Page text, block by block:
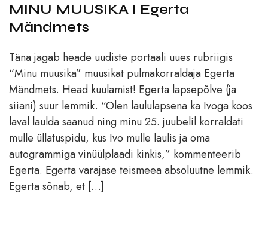
MINU MUUSIKA I Egerta
Mändmets
Täna jagab heade uudiste portaali uues rubriigis
“Minu muusika” muusikat pulmakorraldaja Egerta
Mändmets. Head kuulamist! Egerta lapsepõlve (ja
siiani) suur lemmik. “Olen laululapsena ka Ivoga koos
laval laulda saanud ning minu 25. juubelil korraldati
mulle üllatuspidu, kus Ivo mulle laulis ja oma
autogrammiga vinüülplaadi kinkis,” kommenteerib
Egerta. Egerta varajase teismeea absoluutne lemmik.
Egerta sõnab, et […]